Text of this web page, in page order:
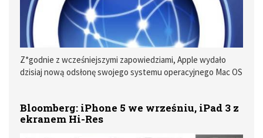
Z*godnie z wcześniejszymi zapowiedziami, Apple wydało
dzisiaj nową odsłonę swojego systemu operacyjnego Mac OS
mieć miejsce w przyszłym miesiącu.
Bloomberg: iPhone 5 we wrześniu, iPad 3 z
ekranem Hi-Res